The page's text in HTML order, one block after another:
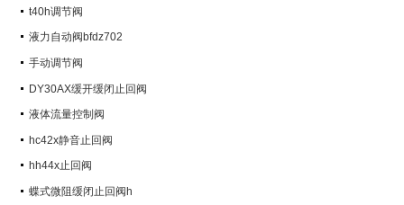
t40h调节阀
液力自动阀bfdz702
手动调节阀
DY30AX缓开缓闭止回阀
液体流量控制阀
hc42x静音止回阀
hh44x止回阀
蝶式微阻缓闭止回阀h